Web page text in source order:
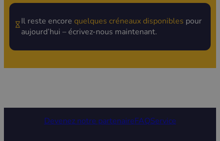
pelliculage de protection contre
les dommages et les intempéries.
Cache-roues x 4
LED en option)
avec rétroéclairage LED
Il reste encorequelques créneaux disponibles pour
aujourd’hui – écrivez-nous maintenant.
Devenez notre partenaireFAQService